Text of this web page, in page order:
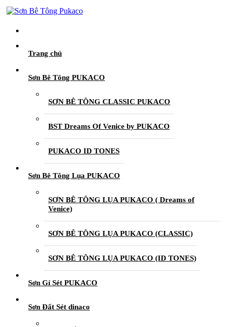
Trang chủ
Sơn Bê Tông PUKACO
SƠN BÊ TÔNG CLASSIC PUKACO
BST Dreams Of Venice by PUKACO
PUKACO ID TONES
Sơn Bê Tông Lụa PUKACO
SƠN BÊ TÔNG LỤA PUKACO ( Dreams of
Venice)
SƠN BÊ TÔNG LỤA PUKACO (CLASSIC)
SƠN BÊ TÔNG LỤA PUKACO (ID TONES)
Sơn Gỉ Sét PUKACO
Sơn Đất Sét dinaco